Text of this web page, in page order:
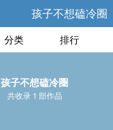
孩子不想磕冷圈
分类 排行
孩子不想磕冷圈
共收录 1 部作品